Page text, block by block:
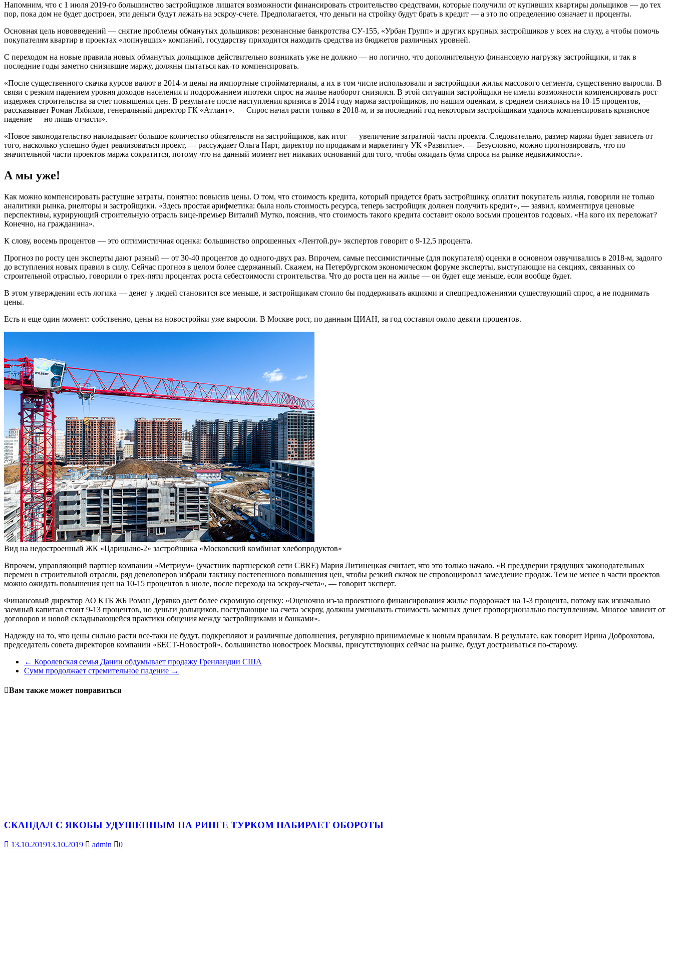
Напомним, что с 1 июля 2019-го большинство застройщиков лишатся возможности финансировать строительство средствами, которые получили от купивших квартиры дольщиков — до тех
пор, пока дом не будет достроен, эти деньги будут лежать на эскроу-счете. Предполагается, что деньги на стройку будут брать в кредит — а это по определению означает и проценты.
Основная цель нововведений — снятие проблемы обманутых дольщиков: резонансные банкротства СУ-155, «Урбан Групп» и других крупных застройщиков у всех на слуху, а чтобы помочь
покупателям квартир в проектах «лопнувших» компаний, государству приходится находить средства из бюджетов различных уровней.
С переходом на новые правила новых обманутых дольщиков действительно возникать уже не должно — но логично, что дополнительную финансовую нагрузку застройщики, и так в
последние годы заметно снизившие маржу, должны пытаться как-то компенсировать.
«После существенного скачка курсов валют в 2014-м цены на импортные стройматериалы, а их в том числе использовали и застройщики жилья массового сегмента, существенно выросли. В
связи с резким падением уровня доходов населения и подорожанием ипотеки спрос на жилье наоборот снизился. В этой ситуации застройщики не имели возможности компенсировать рост
издержек строительства за счет повышения цен. В результате после наступления кризиса в 2014 году маржа застройщиков, по нашим оценкам, в среднем снизилась на 10-15 процентов, —
рассказывает Роман Лябихов, генеральный директор ГК «Атлант». — Спрос начал расти только в 2018-м, и за последний год некоторым застройщикам удалось компенсировать кризисное
падение — но лишь отчасти».
«Новое законодательство накладывает большое количество обязательств на застройщиков, как итог — увеличение затратной части проекта. Следовательно, размер маржи будет зависеть от
того, насколько успешно будет реализоваться проект, — рассуждает Ольга Нарт, директор по продажам и маркетингу УК «Развитие». — Безусловно, можно прогнозировать, что по
значительной части проектов маржа сократится, потому что на данный момент нет никаких оснований для того, чтобы ожидать бума спроса на рынке недвижимости».
А мы уже!
Как можно компенсировать растущие затраты, понятно: повысив цены. О том, что стоимость кредита, который придется брать застройщику, оплатит покупатель жилья, говорили не только
аналитики рынка, риелторы и застройщики. «Здесь простая арифметика: была ноль стоимость ресурса, теперь застройщик должен получить кредит», — заявил, комментируя ценовые
перспективы, курирующий строительную отрасль вице-премьер Виталий Мутко, пояснив, что стоимость такого кредита составит около восьми процентов годовых. «На кого их переложат?
Конечно, на гражданина».
К слову, восемь процентов — это оптимистичная оценка: большинство опрошенных «Лентой.ру» экспертов говорит о 9-12,5 процента.
Прогноз по росту цен эксперты дают разный — от 30-40 процентов до одного-двух раз. Впрочем, самые пессимистичные (для покупателя) оценки в основном озвучивались в 2018-м, задолго
до вступления новых правил в силу. Сейчас прогноз в целом более сдержанный. Скажем, на Петербургском экономическом форуме эксперты, выступающие на секциях, связанных со
строительной отраслью, говорили о трех-пяти процентах роста себестоимости строительства. Что до роста цен на жилье — он будет еще меньше, если вообще будет.
В этом утверждении есть логика — денег у людей становится все меньше, и застройщикам стоило бы поддерживать акциями и спецпредложениями существующий спрос, а не поднимать
цены.
Есть и еще один момент: собственно, цены на новостройки уже выросли. В Москве рост, по данным ЦИАН, за год составил около девяти процентов.
Вид на недостроенный ЖК «Царицыно-2» застройщика «Московский комбинат хлебопродуктов»
Впрочем, управляющий партнер компании «Метриум» (участник партнерской сети CBRE) Мария Литинецкая считает, что это только начало. «В преддверии грядущих законодательных
перемен в строительной отрасли, ряд девелоперов избрали тактику постепенного повышения цен, чтобы резкий скачок не спровоцировал замедление продаж. Тем не менее в части проектов
можно ожидать повышения цен на 10-15 процентов в июле, после перехода на эскроу-счета», — говорит эксперт.
Финансовый директор АО КТБ ЖБ Роман Дерявко дает более скромную оценку: «Оценочно из-за проектного финансирования жилье подорожает на 1-3 процента, потому как изначально
заемный капитал стоит 9-13 процентов, но деньги дольщиков, поступающие на счета эскроу, должны уменьшать стоимость заемных денег пропорционально поступлениям. Многое зависит от
договоров и новой складывающейся практики общения между застройщиками и банками».
Надежду на то, что цены сильно расти все-таки не будут, подкрепляют и различные дополнения, регулярно принимаемые к новым правилам. В результате, как говорит Ирина Доброхотова,
председатель совета директоров компании «БЕСТ-Новострой», большинство новостроек Москвы, присутствующих сейчас на рынке, будут достраиваться по-старому.
← Королевская семья Дании обдумывает продажу Гренландии США
Сумм продолжает стремительное падение →
Вам также может понравиться
СКАНДАЛ С ЯКОБЫ УДУШЕННЫМ НА РИНГЕ ТУРКОМ НАБИРАЕТ ОБОРОТЫ
13.10.201913.10.2019 admin 0